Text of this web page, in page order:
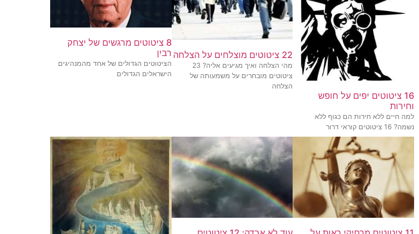
16 ציטוטים יפים על חופש
וחירות
למה חיים ללא חירות הם כגוף ללא
נשמה? 16 ציטוטים קוראי דרור
22 ציטוטים מוצלחים על הצלחה
מהי הצלחה ואיך מגיעים אליה? 23
ציטוטים מובחרים על משמעותה של
הצלחה
8 ציטוטים מרגשים של יצחק
רבין
הציטוטים הגדולים של אחד מהמנהיגים
הישראלים הגדולים